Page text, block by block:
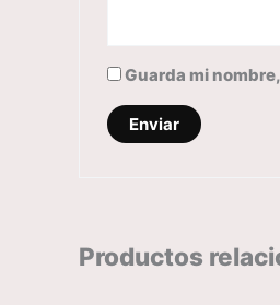
Guarda mi
Productos